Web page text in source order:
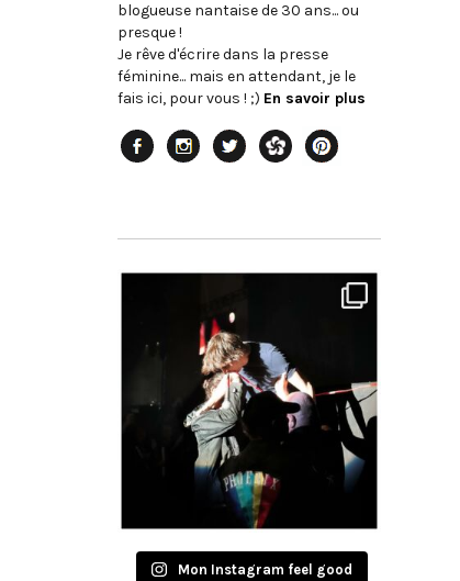
blogueuse nantaise de 30 ans... ou
presque !
Je rêve d'écrire dans la presse
féminine... mais en attendant, je le
fais ici, pour vous ! ;) En savoir plus
Mon Instagram feel good